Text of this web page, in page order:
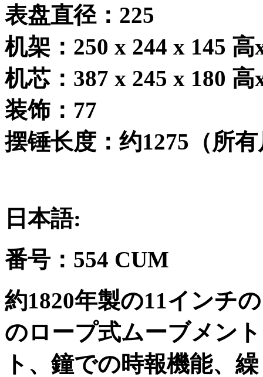
表盘直径： 225
机架： 250 x 244 x 145 高
机芯： 387 x 245 x 180 高
装饰： 77
摆锤长度：约1275 （所
日本語:
番号： 554 CUM
約1820年製の11インチ
のロープ式ムーブメン
ト、鐘での時報機能、